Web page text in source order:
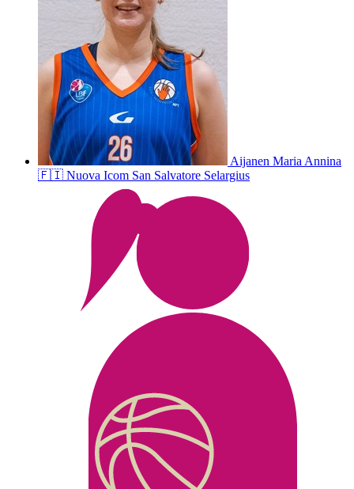
Aijanen Maria Annina
🇫🇮 Nuova Icom San Salvatore Selargius